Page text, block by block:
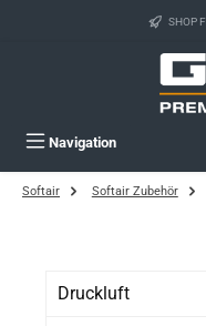
Zum Hauptinhalt springen SHOP
Navigation
Softair Softair Zubehör
Druckluft